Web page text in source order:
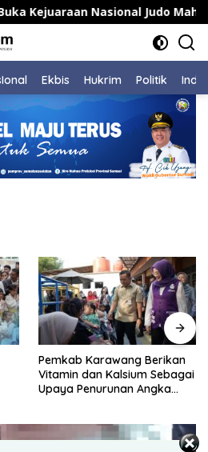
Kejuaraan Nasional Judo
Ekbis Hukrim Politik
Pemkab Karawang Berikan
Vitamin dan Kalsium Sebagai
Upaya Penurunan Angka